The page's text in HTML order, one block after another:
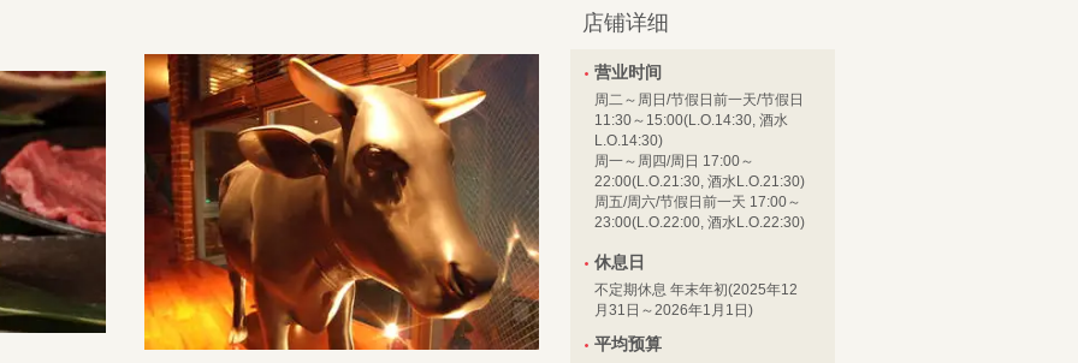
店铺详细
营业时间
周二～周日/节假日前一天/节假日
11:30～15:00(L.O.14:30, 酒水
L.O.14:30)
周一～周四/周日 17:00～
22:00(L.O.21:30, 酒水L.O.21:30)
周五/周六/节假日前一天 17:00～
23:00(L.O.22:00, 酒水L.O.22:30)
休息日
不定期休息 年末年初(2025年12
月31日～2026年1月1日)
平均预算